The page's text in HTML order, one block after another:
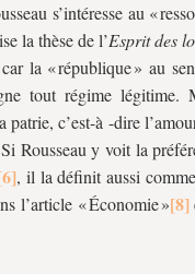
s’intéresse au «
la thèse de l’Esprit des
la « république » au
tout régime légitime.
c’est-à -dire
Rousseau y voit la
, il la définit aussi
l’article « Économie »